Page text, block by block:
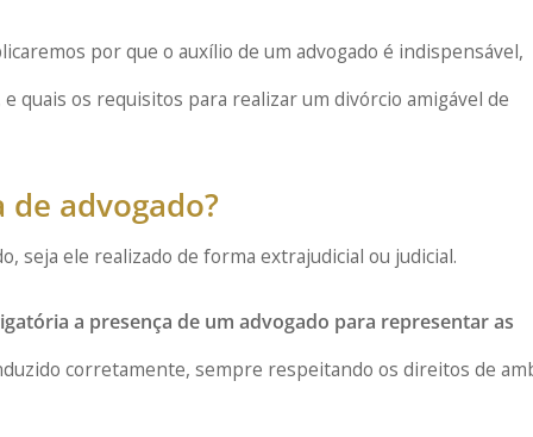
por que o auxílio de um advogado é indispensável,
quais os requisitos para realizar um divórcio amigável de
advogado?
seja ele realizado de forma extrajudicial ou judicial.
a presença de um advogado para representar as
corretamente, sempre respeitando os direitos de